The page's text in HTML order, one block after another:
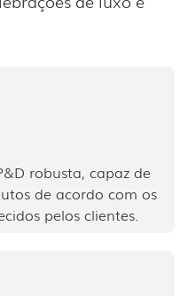
robusta, capaz de
de acordo com os
pelos clientes.